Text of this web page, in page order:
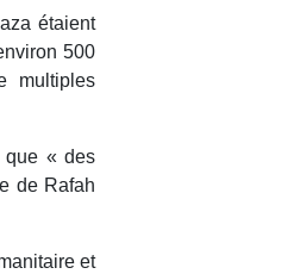
étaient
500
multiples
que « des
de Rafah
et